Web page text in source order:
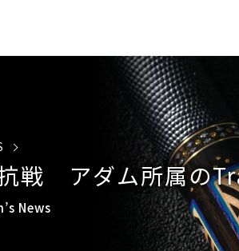
戦 アダム所属の
News